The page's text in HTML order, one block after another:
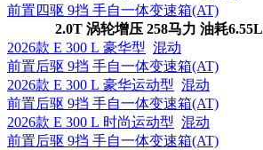
前置四驱 9挡 手自一体变速箱(AT)
2.0T 涡轮增压 258马力 油耗6.55L
2026款 E 300 L 豪华型 混动
前置后驱 9挡 手自一体变速箱(AT)
2026款 E 300 L 豪华运动型 混动
前置后驱 9挡 手自一体变速箱(AT)
2026款 E 300 L 时尚运动型 混动
前置后驱 9挡 手自一体变速箱(AT)